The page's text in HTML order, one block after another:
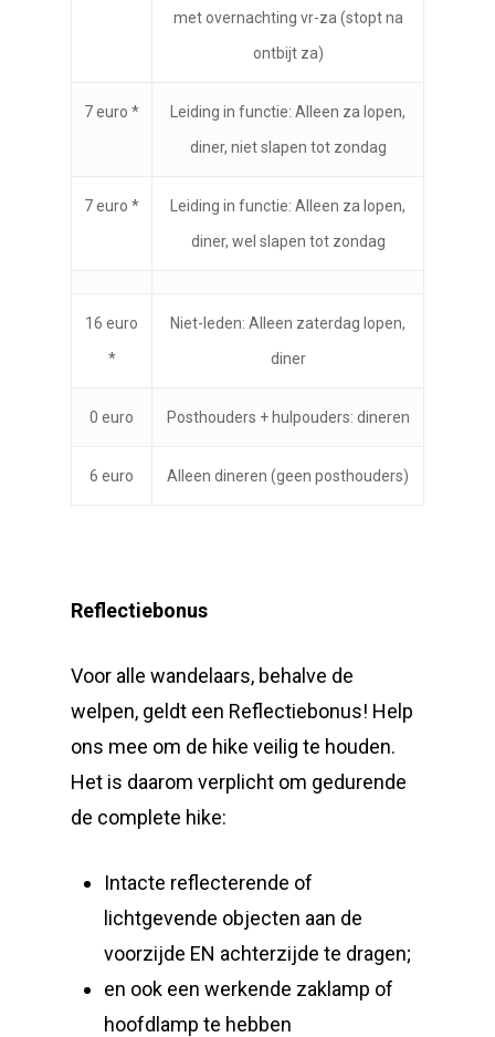
met overnachting vr-za (stopt na
ontbijt za)
7 euro *
Leiding in functie: Alleen za lopen,
diner, niet slapen tot zondag
7 euro *
Leiding in functie: Alleen za lopen,
diner, wel slapen tot zondag
16 euro
*
Niet-leden: Alleen zaterdag lopen,
diner
0 euro Posthouders + hulpouders: dineren
6 euro Alleen dineren (geen posthouders)
Reflectiebonus
Voor alle wandelaars, behalve de
welpen, geldt een Reflectiebonus! Help
ons mee om de hike veilig te houden.
Het is daarom verplicht om gedurende
de complete hike:
Intacte reflecterende of
lichtgevende objecten aan de
voorzijde EN achterzijde te dragen;
en ook een werkende zaklamp of
hoofdlamp te hebben